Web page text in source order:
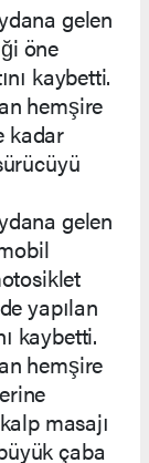
gelen
öne
kaybetti.
hemşire
kadar
gelen
yapılan
kaybetti.
hemşire
masajı
çaba